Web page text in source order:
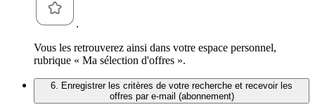
.
Vous les retrouverez ainsi dans votre espace personnel,
rubrique « Ma sélection d'offres ».
6. Enregistrer les critères de votre recherche et recevoir les
offres par e-mail (abonnement)